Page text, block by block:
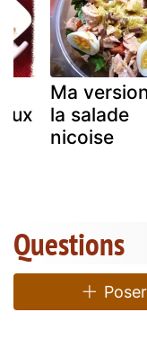
Ma
la salade
nicoise
Questions